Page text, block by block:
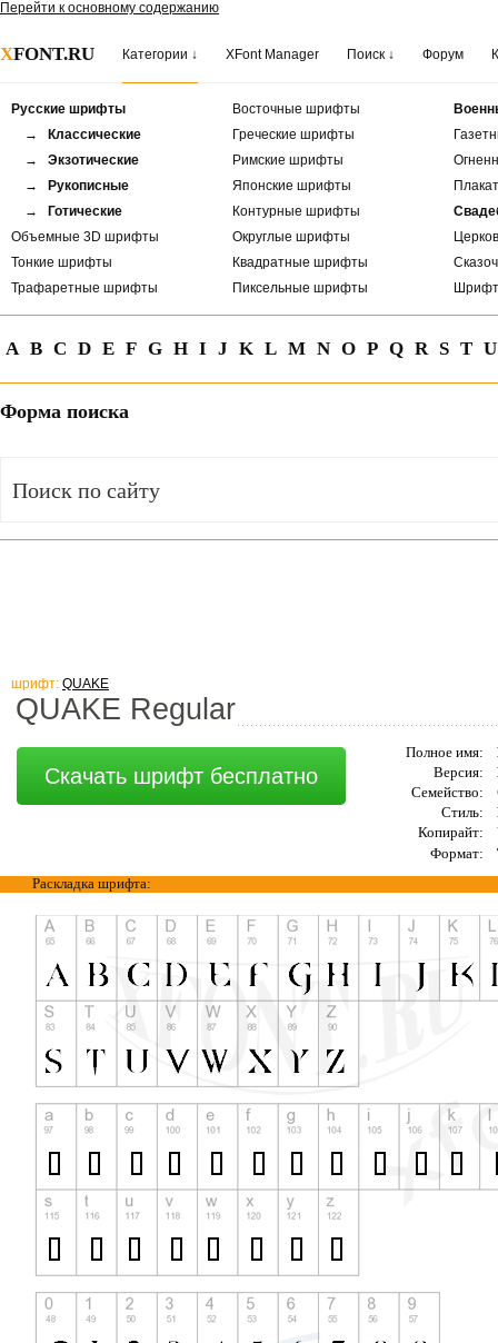
Перейти к основному содержанию
XFONT.RU Категории ↓ XFont Manager Поиск ↓ Форум
Русские шрифты
→ Классические
→ Экзотические
→ Рукописные
→ Готические
Объемные 3D шрифты
Тонкие шрифты
Трафаретные шрифты
Восточные шрифты
Греческие шрифты
Римские шрифты
Японские шрифты
Контурные шрифты
Округлые шрифты
Квадратные шрифты
Пиксельные шрифты
A B C D E F G H I J K L M N O P Q R S T U
Форма поиска
шрифт: QUAKE
QUAKE Regular
Скачать шрифт бесплатно
Полное имя:
Версия:
Семейство:
Стиль:
Копирайт:
Формат:
Раскладка шрифта: